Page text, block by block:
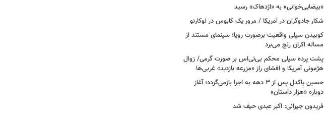
«بیضایی‌خوانی» به «اژدهاک» رسید
شکار جادوگران در آمریکا / مرور یک کابوس در لوکارنو
کوبیدن سیلی واقعیت برصورت رویا؛ سینمای مستند از
مساله اکران رنج می‌برد
پشت پرده سیلی محکم بی‌تی‌اس بر صورت گرمی/ زوال
هژمونی آمریکا و افشای راز «مزرعه بازدید» غربی‌ها
حسین پاکدل پس از ۳ دهه به اجرا بازمی‌گردد؛ آغاز
دوباره «هزار داستان»
فریدون جیرانی: اکبر عبدی حیف شد